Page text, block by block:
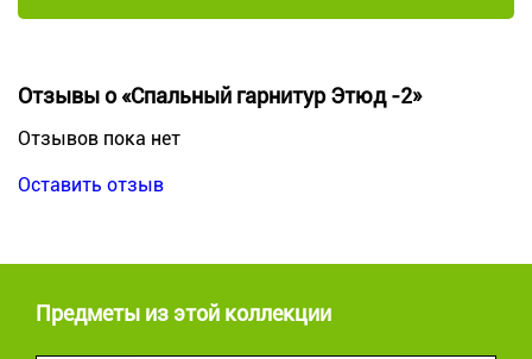
Отзывы о «Спальный гарнитур Этюд -2»
Отзывов пока нет
Оставить отзыв
Предметы из этой коллекции